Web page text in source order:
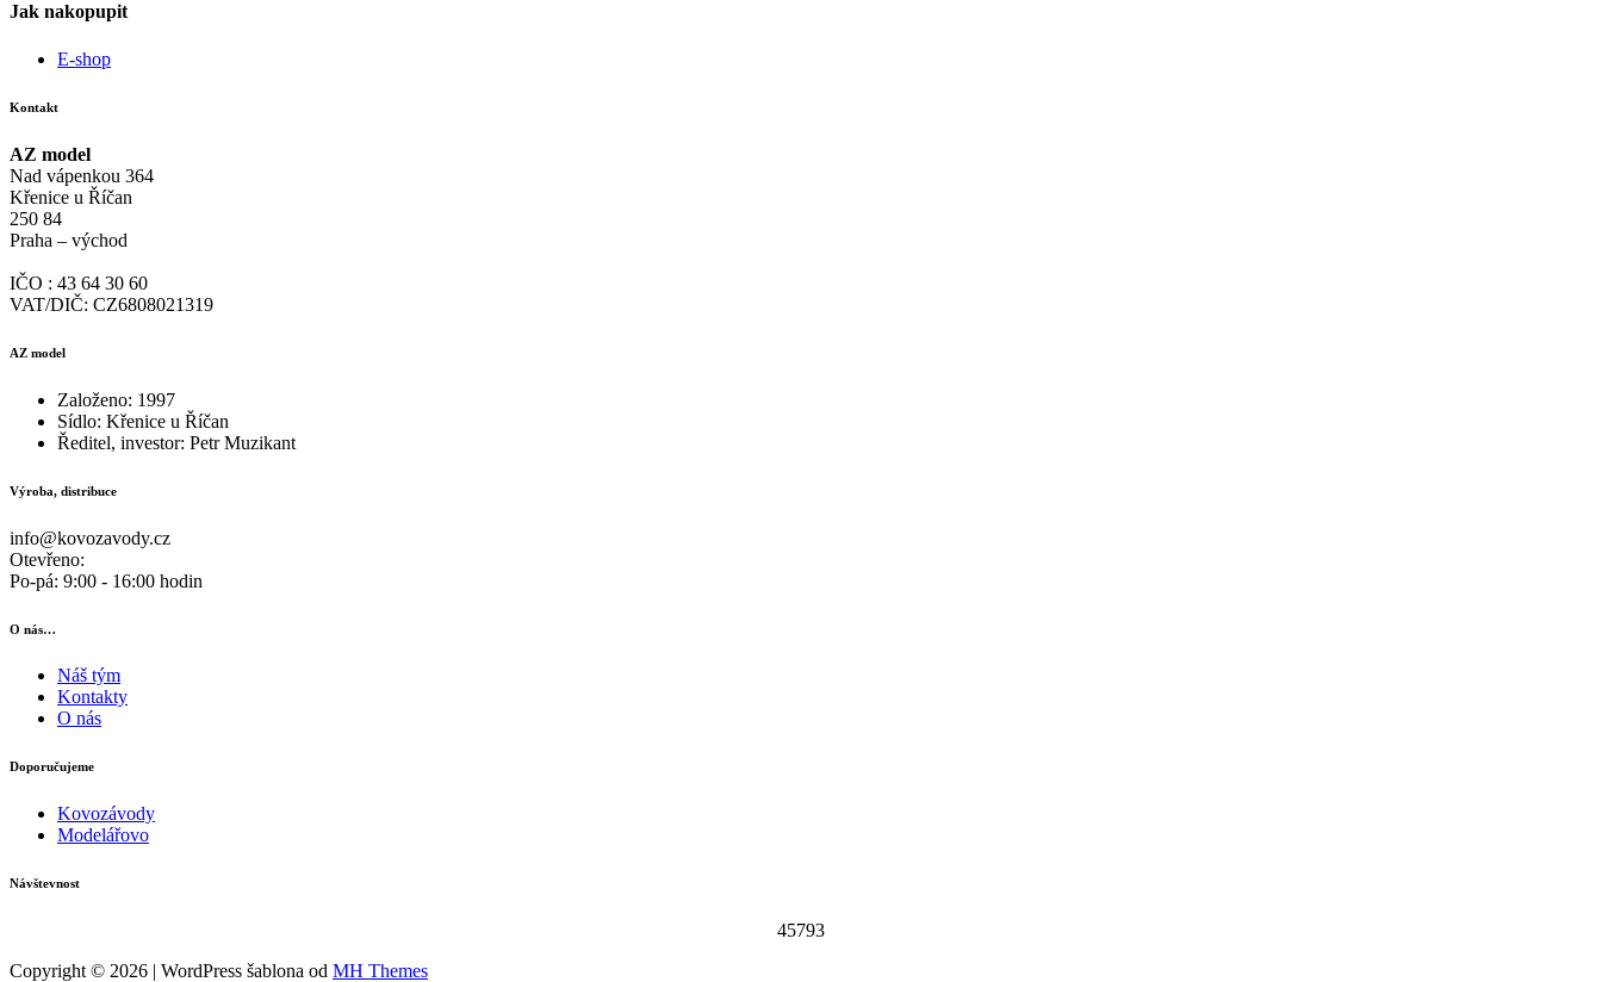
Jak nakopupit
E-shop
Kontakt
AZ model
Nad vápenkou 364
Křenice u Říčan
250 84
Praha – východ
IČO : 43 64 30 60
VAT/DIČ: CZ6808021319
AZ model
Založeno: 1997
Sídlo: Křenice u Říčan
Ředitel, investor: Petr Muzikant
Výroba, distribuce
info@kovozavody.cz
Otevřeno:
Po-pá: 9:00 - 16:00 hodin
O nás…
Náš tým
Kontakty
O nás
Doporučujeme
Kovozávody
Modelářovo
Návštevnost
45793
Copyright © 2026 | WordPress šablona od MH Themes